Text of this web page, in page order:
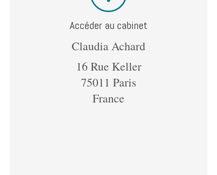
Accéder au cabinet
Claudia Achard
16 Rue Keller
75011 Paris
France